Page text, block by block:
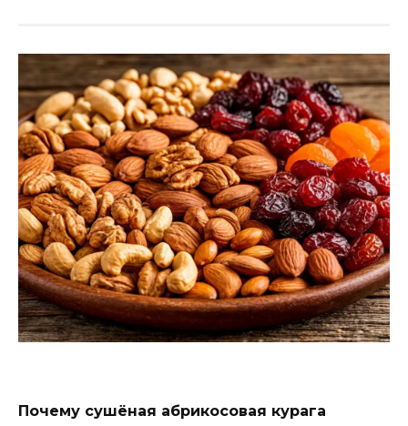
Почему сушёная абрикосовая курага